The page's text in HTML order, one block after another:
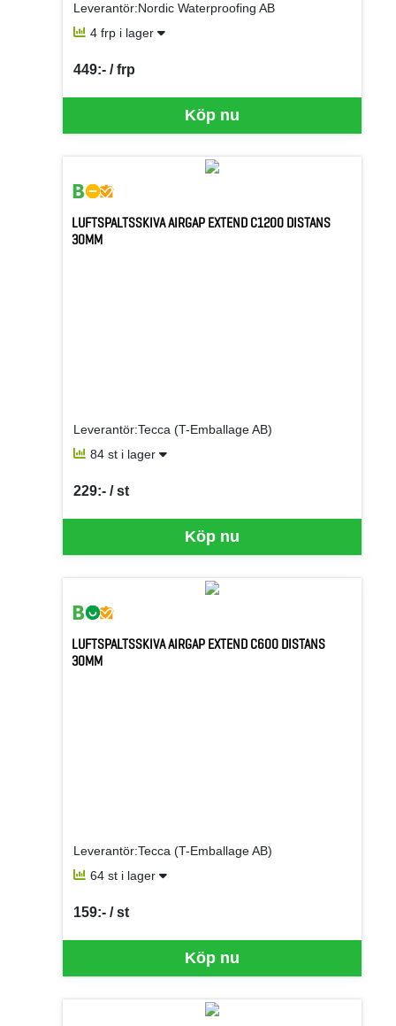
Leverantör:Nordic Waterproofing AB
4 frp i lager
Köp nu
449:- / frp
SEK per FRP
LUFTSPALTSSKIVA AIRGAP EXTEND C1200 DISTANS
30MM
Leverantör:Tecca (T-Emballage AB)
84 st i lager
Köp nu
229:- / st
SEK per ST
LUFTSPALTSSKIVA AIRGAP EXTEND C600 DISTANS
30MM
Leverantör:Tecca (T-Emballage AB)
64 st i lager
Köp nu
159:- / st
SEK per ST